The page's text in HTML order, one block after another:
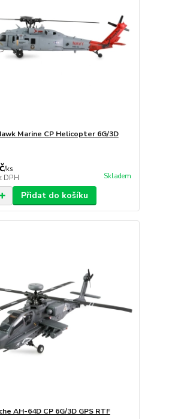
Marine CP Helicopter 6G/3D
/ks
DPH Skladem
Přidat do košíku
AH-64D CP 6G/3D GPS RTF